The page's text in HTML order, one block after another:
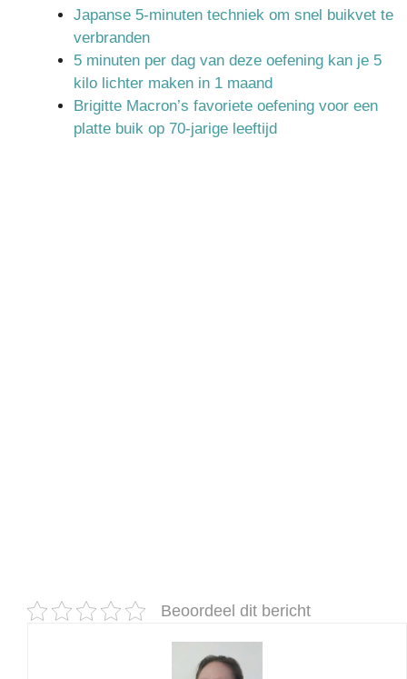
Japanse 5-minuten techniek om snel buikvet te
verbranden
5 minuten per dag van deze oefening kan je 5
kilo lichter maken in 1 maand
Brigitte Macron’s favoriete oefening voor een
platte buik op 70-jarige leeftijd
Beoordeel dit bericht